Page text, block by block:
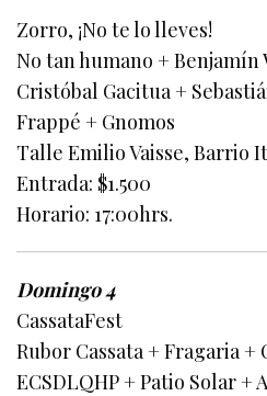
Zorro, ¡No te lo lleves!
No tan humano +
Cristóbal Gacitua +
Frappé + Gnomos
Talle Emilio Vaisse, Barrio
Entrada: $1.500
Horario: 17:00hrs.
Domingo 4
CassataFest
Rubor Cassata + Fragaria +
ECSDLQHP + Patio Solar +